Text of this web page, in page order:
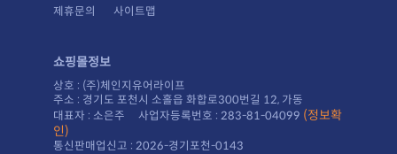
제휴문의
사이트맵
쇼핑몰정보
상호 : (주)체인지유어라이프
주소 : 경기도 포천시 소홀읍 화합로300번길 12, 가동
대표자 : 소은주 사업자등록번호 : 283-81-04099
인)
통신판매업신고 : 2026-경기포천-0143